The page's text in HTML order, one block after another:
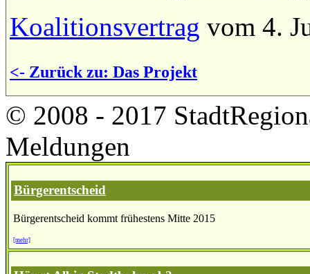
Koalitionsvertrag vom 4.
<- Zurück zu: Das Projekt
© 2008 - 2017
Meldungen
Bürgerentscheid
Bürgerentscheid kommt frühestens Mitte 2015
[mehr]